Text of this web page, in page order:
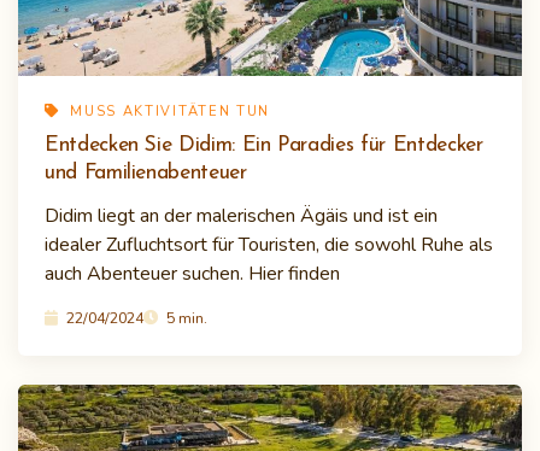
MUSS AKTIVITÄTEN TUN
Entdecken Sie Didim: Ein Paradies für Entdecker
und Familienabenteuer
Didim liegt an der malerischen Ägäis und ist ein
idealer Zufluchtsort für Touristen, die sowohl Ruhe als
auch Abenteuer suchen. Hier finden
22/04/2024 5 min.